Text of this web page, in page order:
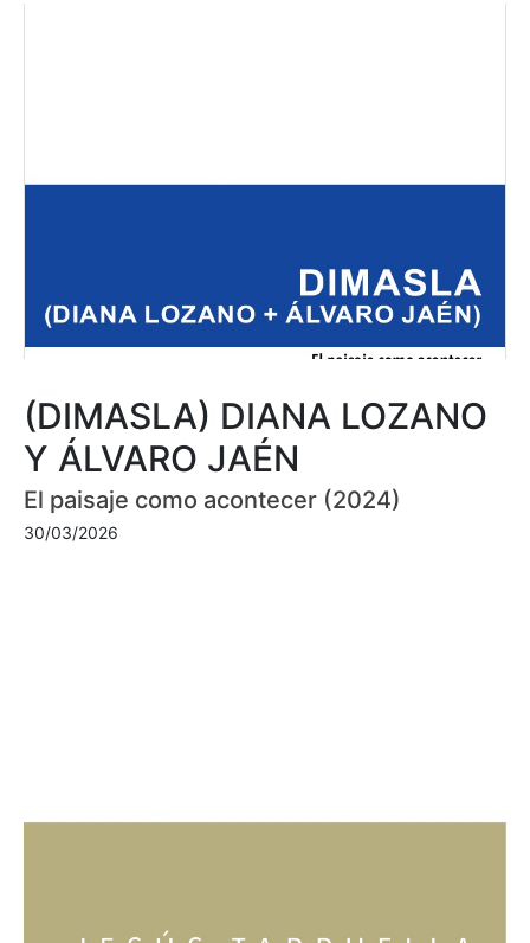
(DIMASLA) DIANA LOZANO
Y ÁLVARO JAÉN
El paisaje como acontecer (2024)
30/03/2026